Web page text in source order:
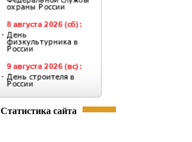
Статистика сайта